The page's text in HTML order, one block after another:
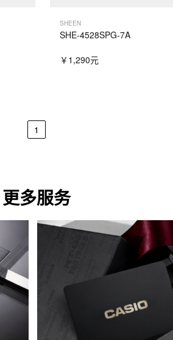
SHEEN
SHE-4528SPG-7A
￥1,290元
1
更多服务